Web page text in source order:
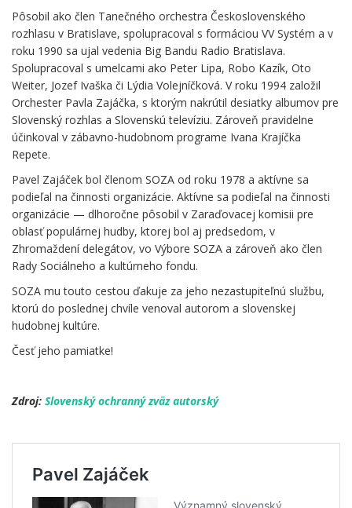
Pôsobil ako člen Tanečného orchestra Československého
rozhlasu v Bratislave, spolupracoval s formáciou VV Systém a v
roku 1990 sa ujal vedenia Big Bandu Radio Bratislava.
Spolupracoval s umelcami ako Peter Lipa, Robo Kazík, Oto
Weiter, Jozef Ivaška či Lýdia Volejníčková. V roku 1994 založil
Orchester Pavla Zajáčka, s ktorým nakrútil desiatky albumov pre
Slovenský rozhlas a Slovenskú televíziu. Zároveň pravidelne
účinkoval v zábavno-hudobnom programe Ivana Krajíčka
Repete.
Pavel Zajáček bol členom SOZA od roku 1978 a aktívne sa
podieľal na činnosti organizácie. Aktívne sa podieľal na činnosti
organizácie — dlhoročne pôsobil v Zaraďovacej komisii pre
oblasť populárnej hudby, ktorej bol aj predsedom, v
Zhromaždení delegátov, vo Výbore SOZA a zároveň ako člen
Rady Sociálneho a kultúrneho fondu.
SOZA mu touto cestou ďakuje za jeho nezastupiteľnú službu,
ktorú do poslednej chvíle venoval autorom a slovenskej
hudobnej kultúre.
Česť jeho pamiatke!
Zdroj: Slovenský ochranný zväz autorský